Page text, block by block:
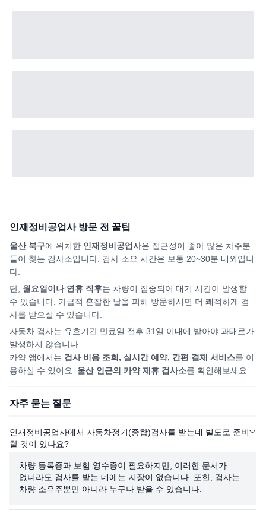
인재정비공업사방문 전 꿀팁
울산 북구에 위치한 인재정비공업사은 접근성이 좋아 많은 차주분
들이 찾는 검사소입니다. 검사 소요 시간은 보통 20~30분 내외입니
다.
단, 월요일이나 연휴 직후는 차량이 집중되어 대기 시간이 발생할
수 있습니다. 가급적 혼잡한 날을 피해 방문하시면 더 쾌적하게 검
사를 받으실 수 있습니다.
자동차 검사는 유효기간 만료일 전후 31일 이내에 받아야 과태료가
발생하지 않습니다.
카약 앱에서는 검사 비용 조회, 실시간 예약, 간편 결제 서비스를 이
용하실 수 있어요. 울산인근의 카약 제휴 검사소를 확인해보세요.
자주 묻는 질문
인재정비공업사에서 자동차정기(종합)검사를 받는데 별도로 준비
할 것이 있나요?
차량 등록증과 보험 영수증이 필요하지만, 이러한 문서가
없더라도 검사를 받는 데에는 지장이 없습니다. 또한, 검사는
차량 소유주뿐만 아니라 누구나 받을 수 있습니다.